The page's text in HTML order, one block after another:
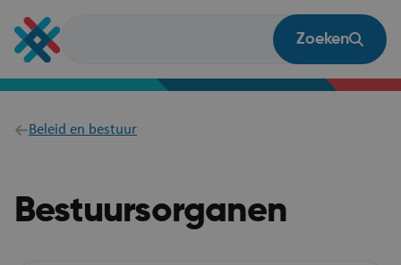
en
naar
inhoud
Zoeken
Breadcrumb
Beleid en bestuur
Bestuursorganen